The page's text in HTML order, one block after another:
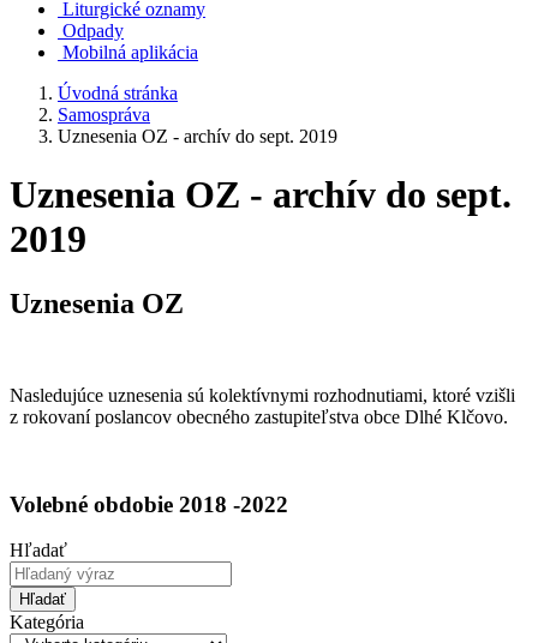
Liturgické oznamy
Odpady
Mobilná aplikácia
Úvodná stránka
Samospráva
Uznesenia OZ - archív do sept. 2019
Uznesenia OZ - archív do sept.
2019
Uznesenia OZ
Nasledujúce uznesenia sú kolektívnymi rozhodnutiami, ktoré vzišli
z rokovaní poslancov obecného zastupiteľstva obce Dlhé Klčovo.
Volebné obdobie 2018 -2022
Hľadať
Hľadať
Kategória